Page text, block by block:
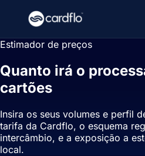
Estimador de preços
Quanto irá o
cartões
Insira os seus volumes e perfil
tarifa da Cardflo, o esquema
intercâmbio, e a exposição a
local.